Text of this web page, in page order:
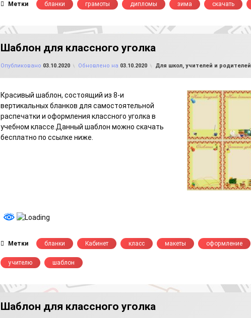
Метки бланки грамоты дипломы зима скачать
Шаблон для классного уголка
Опубликовано 03.10.2020 Обновлено на 03.10.2020 Рубрики:
Для школ, учителей и родителей
Красивый шаблон, состоящий из 8-и
вертикальных бланков для самостоятельной
распечатки и оформления классного уголка в
учебном классе.Данный шаблон можно скачать
бесплатно по ссылке ниже.
Метки бланки Кабинет класс макеты оформление
учителю шаблон
Шаблон для классного уголка